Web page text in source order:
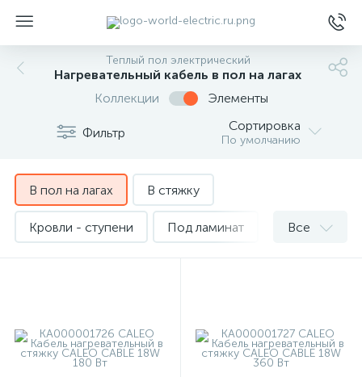
Теплый пол электрический
Нагревательный кабель в пол на лагах
Коллекции
Элементы
Фильтр Сортировка
По умолчанию
В пол на лагах В стяжку
Кровли - ступени Под ламинат
Green Box Teploluxe Veria
Все